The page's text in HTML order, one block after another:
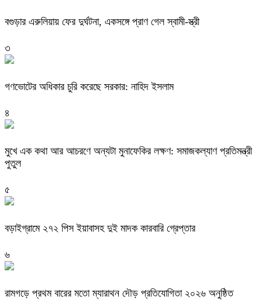
বগুড়ার এরুলিয়ায় ফের দুর্ঘটনা, একসঙ্গে প্রাণ গেল স্বামী-স্ত্রী
৩
গণভোটের অধিকার চুরি করেছে সরকার: নাহিদ ইসলাম
৪
মুখে এক কথা আর আচরণে অন্যটা মুনাফেকির লক্ষণ: সমাজকল্যাণ প্রতিমন্ত্রী
পুতুল
৫
বড়াইগ্রামে ২৭২ পিস ইয়াবাসহ দুই মাদক কারবারি গ্রেপ্তার
৬
রামগড়ে প্রথম বারের মতো ম্যারাথন দৌড় প্রতিযোগিতা ২০২৬ অনুষ্ঠিত